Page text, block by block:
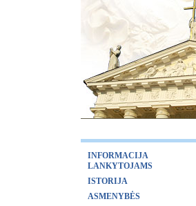
INFORMACIJA
LANKYTOJAMS
ISTORIJA
ASMENYBĖS